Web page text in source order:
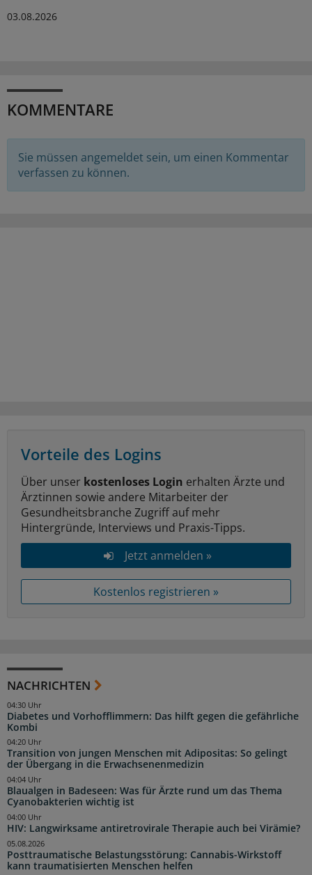
03.08.2026
KOMMENTARE
Sie müssen angemeldet sein, um einen Kommentar
verfassen zu können.
Vorteile des Logins
Über unser kostenloses Login erhalten Ärzte und
Ärztinnen sowie andere Mitarbeiter der
Gesundheitsbranche Zugriff auf mehr
Hintergründe, Interviews und Praxis-Tipps.
Jetzt anmelden »
Kostenlos registrieren »
NACHRICHTEN
Diabetes und Vorhofflimmern: Das hilft gegen die gefährliche
Kombi
04:30 Uhr
Transition von jungen Menschen mit Adipositas: So gelingt
der Übergang in die Erwachsenenmedizin
04:20 Uhr
Blaualgen in Badeseen: Was für Ärzte rund um das Thema
Cyanobakterien wichtig ist
04:04 Uhr
HIV: Langwirksame antiretrovirale Therapie auch bei Virämie?
04:00 Uhr
Posttraumatische Belastungsstörung: Cannabis-Wirkstoff
kann traumatisierten Menschen helfen
05.08.2026